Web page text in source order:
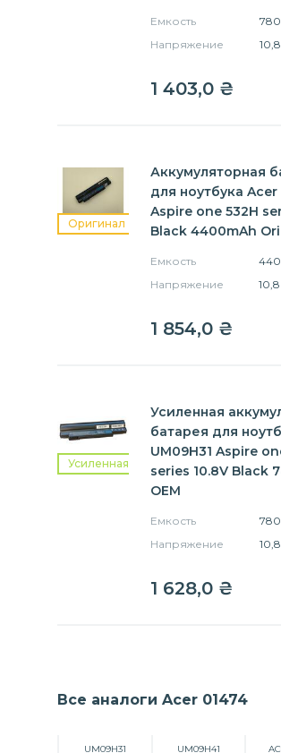
Емкость
Напряжение
1 403,0 ₴
Оригинал
Аккумуляторная
для ноутбука Acer
Aspire one 532H
Black 4400mAh
Емкость
Напряжение
1 854,0 ₴
Усиленная
Усиленная
батарея для
UM09H31 Aspire
series 10.8V Black
OEM
Емкость
Напряжение
1 628,0 ₴
Все аналоги Acer 01474
UM09H31 UM09H41